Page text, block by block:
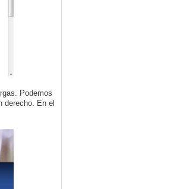
Podemos
derecho. En el